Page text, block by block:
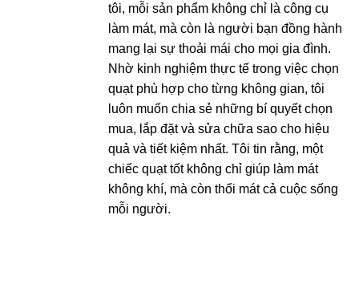
tôi, mỗi sản phẩm không chỉ là công cụ
làm mát, mà còn là người bạn đồng hành
mang lại sự thoải mái cho mọi gia đình.
Nhờ kinh nghiệm thực tế trong việc chọn
quạt phù hợp cho từng không gian, tôi
luôn muốn chia sẻ những bí quyết chọn
mua, lắp đặt và sửa chữa sao cho hiệu
quả và tiết kiệm nhất. Tôi tin rằng, một
chiếc quạt tốt không chỉ giúp làm mát
không khí, mà còn thổi mát cả cuộc sống
mỗi người.